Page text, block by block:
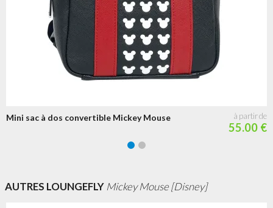
Mini sac à dos convertible Mickey Mouse
55.00 €
AUTRES LOUNGEFLY Mickey Mouse [Disney]